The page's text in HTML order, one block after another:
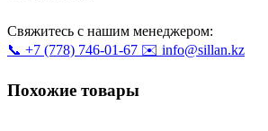
Свяжитесь с нашим менеджером:
📞 +7 (778) 746-01-67 ✉️ info@sillan.kz
Похожие товары